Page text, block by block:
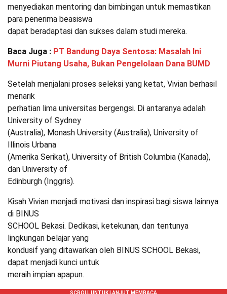
menyediakan mentoring dan bimbingan untuk memastikan
para penerima beasiswa
dapat beradaptasi dan sukses dalam studi mereka.
Baca Juga : PT Bandung Daya Sentosa: Masalah Ini
Murni Piutang Usaha, Bukan Pengelolaan Dana BUMD
Setelah menjalani proses seleksi yang ketat, Vivian berhasil
menarik
perhatian lima universitas bergengsi. Di antaranya adalah
University of Sydney
(Australia), Monash University (Australia), University of
Illinois Urbana
(Amerika Serikat), University of British Columbia (Kanada),
dan University of
Edinburgh (Inggris).
Kisah Vivian menjadi motivasi dan inspirasi bagi siswa lainnya
di BINUS
SCHOOL Bekasi. Dedikasi, ketekunan, dan tentunya
lingkungan belajar yang
kondusif yang ditawarkan oleh BINUS SCHOOL Bekasi,
dapat menjadi kunci untuk
meraih impian apapun.